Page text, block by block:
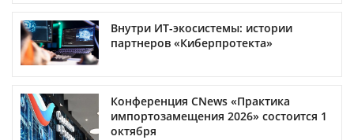
Внутри ИТ-экосистемы: истории
партнеров «Киберпротекта»
Конференция CNews «Практика
импортозамещения 2026» состоится 1
октября